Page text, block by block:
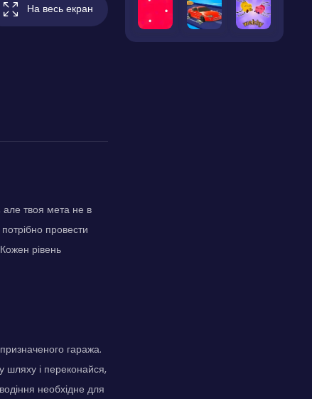
На весь екран
твоя мета не в
провести
рівень
гаража.
шляху і переконайся,
необхідне для